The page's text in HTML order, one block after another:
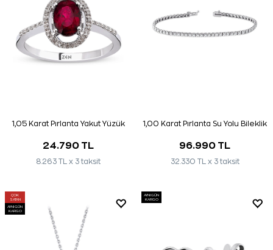
1,05 Karat Pırlanta Yakut Yüzük
24.790 TL
8.263 TL x 3 taksit
1,00 Karat Pırlanta Su Yolu Bileklik
96.990 TL
32.330 TL x 3 taksit
ÇOK
SATAN
AYNI GÜN
KARGO
AYNI GÜN
KARGO